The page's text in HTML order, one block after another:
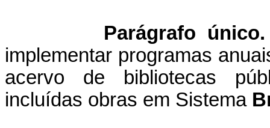
Parágrafo único.
implementar programas
acervo de bibliotecas
incluídas obras em Sistema